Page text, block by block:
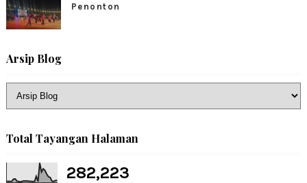
Penonton
Arsip Blog
Total Tayangan Halaman
282,223